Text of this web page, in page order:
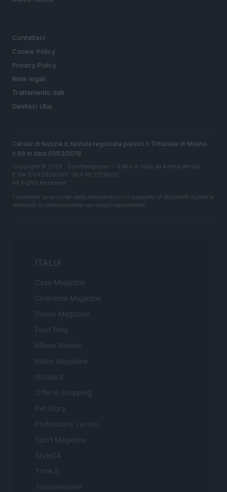
Contattaci
Cookie Policy
Privacy Policy
Note legali
Trattamento dati
Gestisci Utiq
Canale di Notizie.it, testata registrata presso il Tribunale di Milano
n.68 in data 01/03/2018
Copyright © 2026 · Sportmagazine — Edito in Italia da AdHub Media
P.IVA 13542920965 · REA MI 2729933
All Rights Reserved
I contenuti sono curati dalla redazione con il supporto di strumenti digitali e
realizzati in collaborazione con autori indipendenti.
ITALIA
Casa Magazine
Cineverse Magazine
Donne Magazine
Food Blog
Milano Notizie
Motor Magazine
Notizie.it
Offerte Shopping
Pet Story
Professione Lavoro
Sport Magazine
Style24
Think.it
Tuobenessere